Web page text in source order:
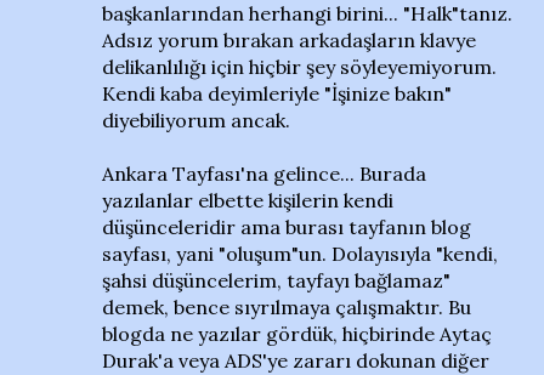
başkanlarından herhangi birini... "Halk"tanız.
Adsız yorum bırakan arkadaşların klavye
delikanlılığı için hiçbir şey söyleyemiyorum.
Kendi kaba deyimleriyle "İşinize bakın"
diyebiliyorum ancak.
Ankara Tayfası'na gelince... Burada
yazılanlar elbette kişilerin kendi
düşünceleridir ama burası tayfanın blog
sayfası, yani "oluşum"un. Dolayısıyla "kendi,
şahsi düşüncelerim, tayfayı bağlamaz"
demek, bence sıyrılmaya çalışmaktır. Bu
blogda ne yazılar gördük, hiçbirinde Aytaç
Durak'a veya ADS'ye zararı dokunan diğer